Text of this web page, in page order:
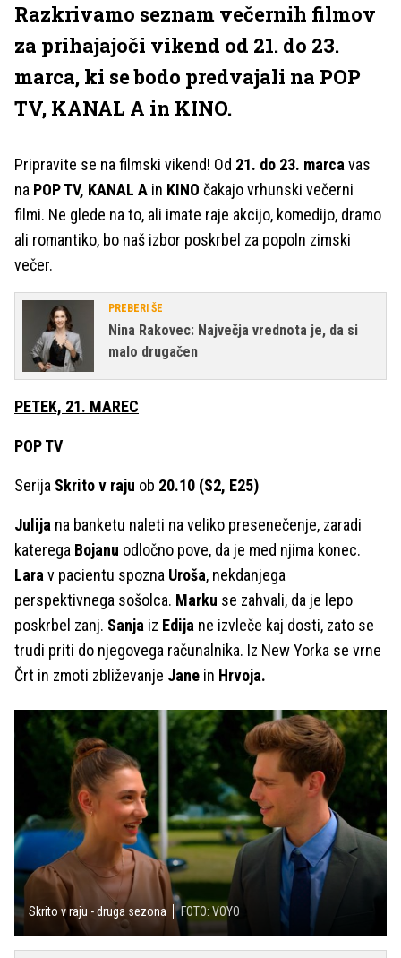
Razkrivamo seznam večernih filmov
za prihajajoči vikend od 21. do 23.
marca, ki se bodo predvajali na POP
TV, KANAL A in KINO.
Pripravite se na filmski vikend! Od 21. do 23. marca vas
na POP TV, KANAL A in KINO čakajo vrhunski večerni
filmi. Ne glede na to, ali imate raje akcijo, komedijo, dramo
ali romantiko, bo naš izbor poskrbel za popoln zimski
večer.
PREBERI ŠE
Nina Rakovec: Največja vrednota je, da si
malo drugačen
PETEK, 21. MAREC
POP TV
Serija Skrito v raju ob 20.10 (S2, E25)
Julija na banketu naleti na veliko presenečenje, zaradi
katerega Bojanu odločno pove, da je med njima konec.
Lara v pacientu spozna Uroša, nekdanjega
perspektivnega sošolca. Marku se zahvali, da je lepo
poskrbel zanj. Sanja iz Edija ne izvleče kaj dosti, zato se
trudi priti do njegovega računalnika. Iz New Yorka se vrne
Črt in zmoti zbliževanje Jane in Hrvoja.
Skrito v raju - druga sezona FOTO: VOYO